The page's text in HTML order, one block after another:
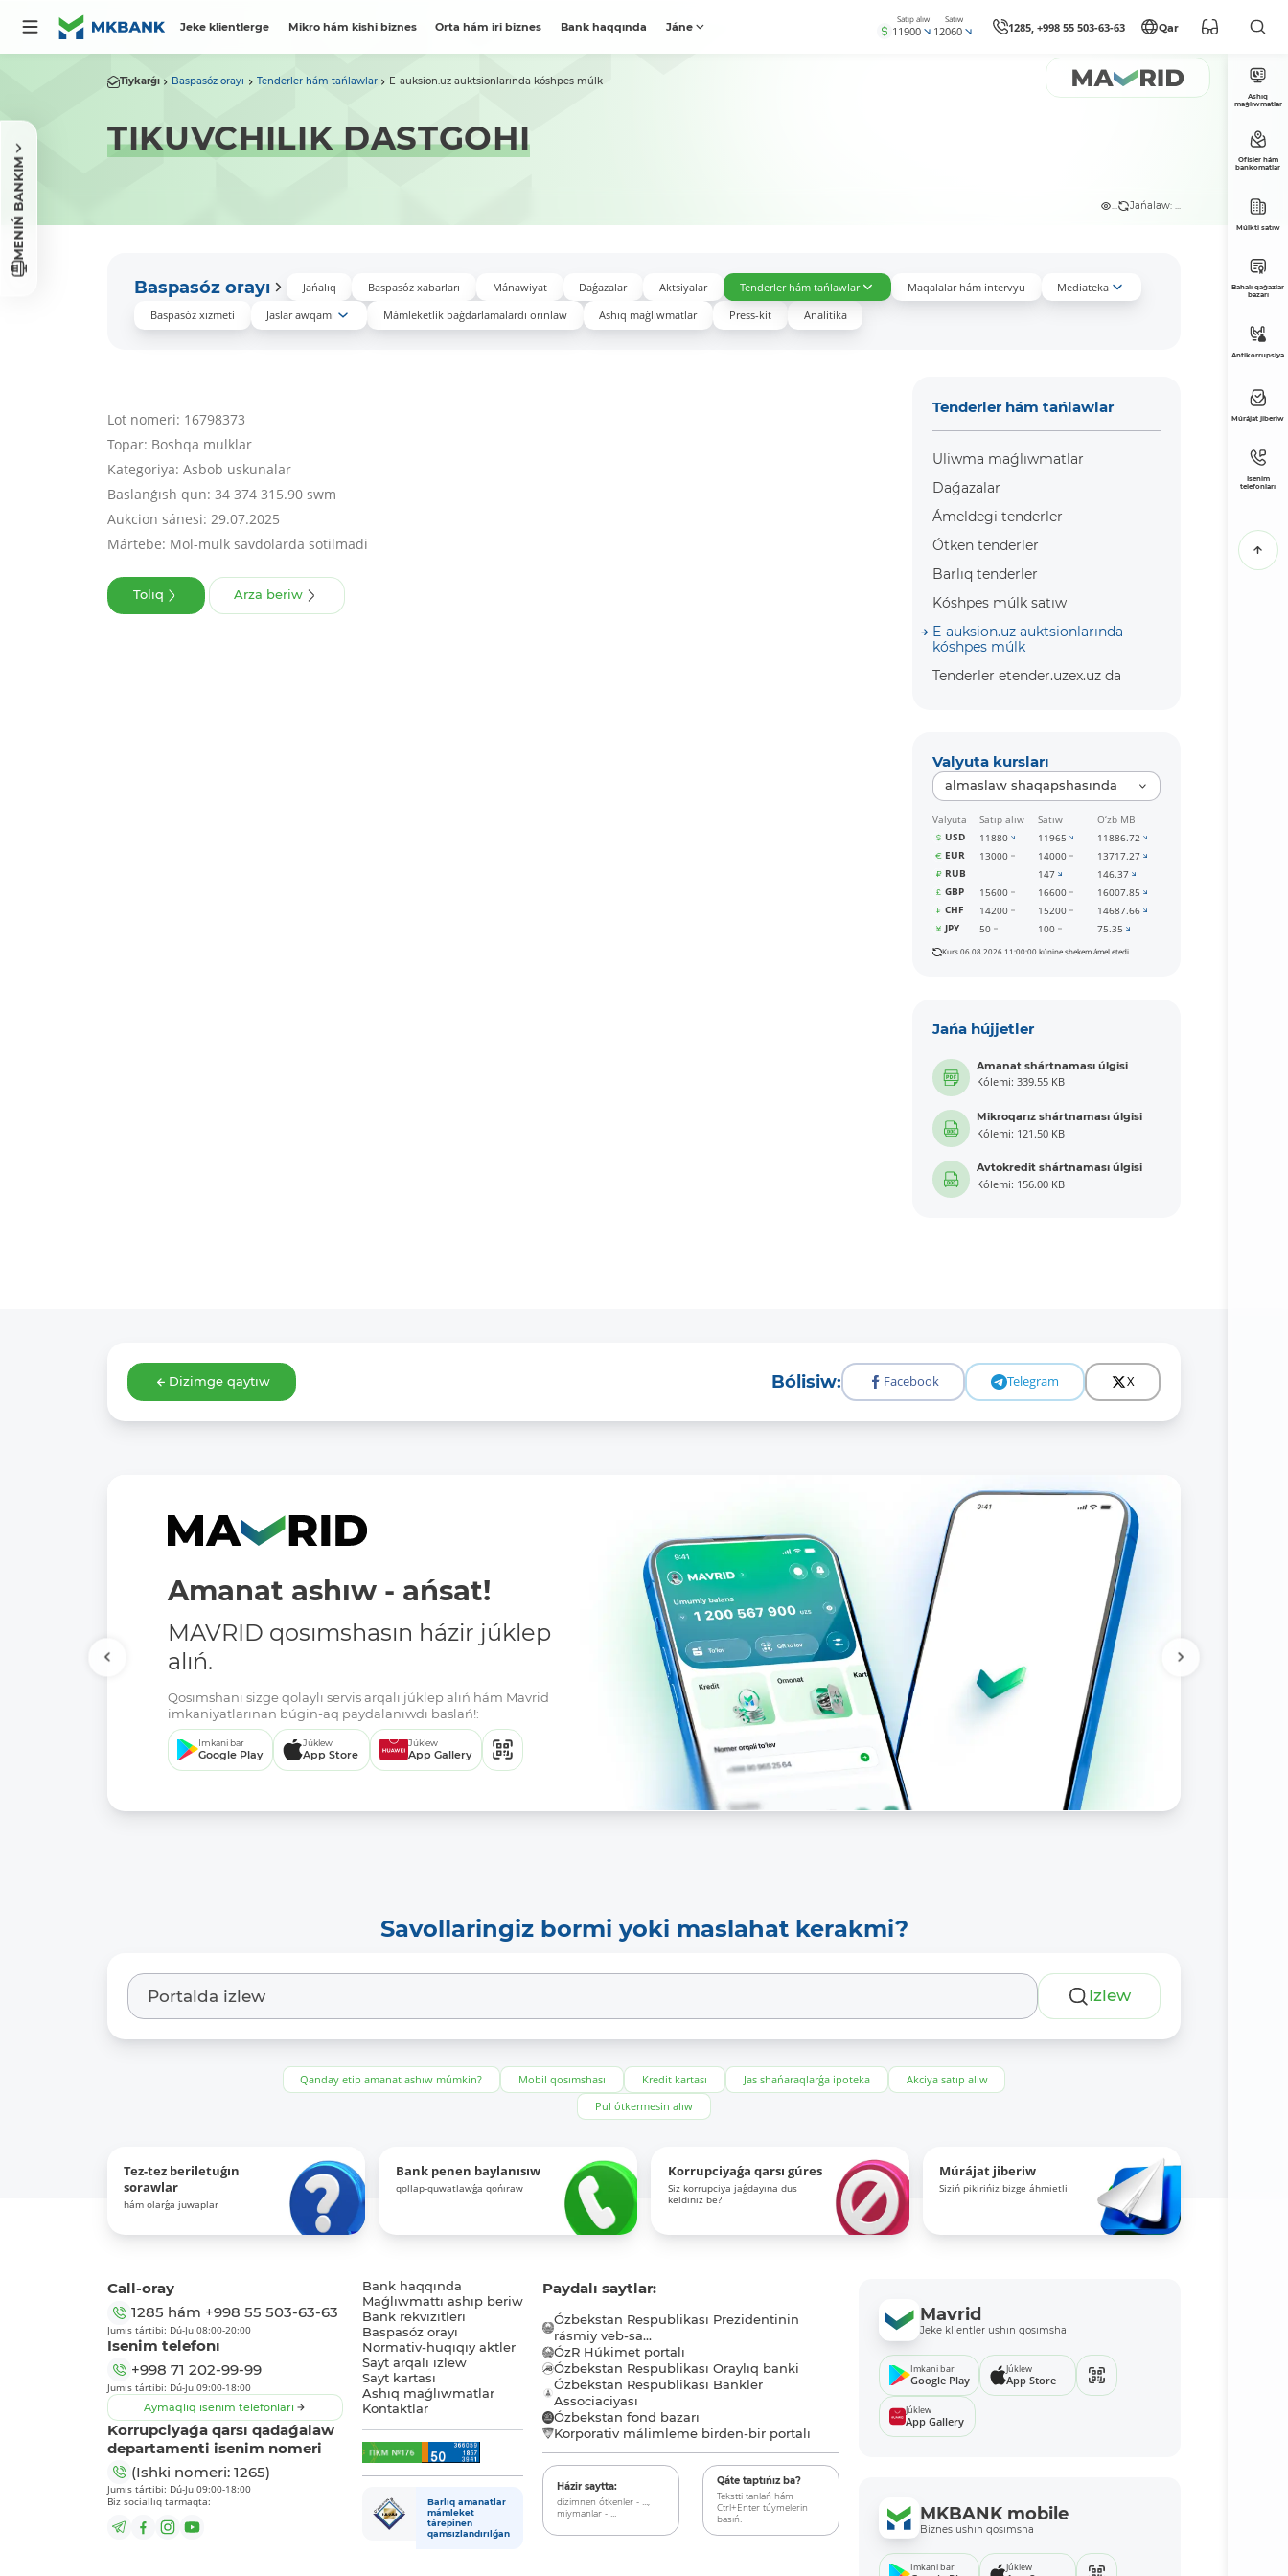
Jeke klientlerge Mikro hám kishi biznes Orta hám iri biznes Bank haqqında Jáne
Satıp alıw
11900
Satıw
12060 1285, +998 55 503-63-63 Qar
MENIŃ BANKIM
Tiykarǵı Baspasóz orayı Tenderler hám tańlawlar E-auksion.uz auktsionlarında kóshpes múlk
TIKUVCHILIK DASTGOHI
... Jańalaw: ...
Baspasóz orayı Jańalıq Baspasóz xabarları Mánawiyat Daǵazalar Aktsiyalar Tenderler hám tańlawlar Maqalalar hám intervyu
Mediateka
Baspasóz xızmeti
Jaslar awqamı Mámleketlik baǵdarlamalardı orınlaw Ashıq maǵlıwmatlar Press-kit Analitika
Lot nomeri: 16798373
Topar: Boshqa mulklar
Kategoriya: Asbob uskunalar
Baslanǵısh qun: 34 374 315.90 swm
Aukcion sánesi: 29.07.2025
Mártebe: Mol-mulk savdolarda sotilmadi
Tolıq Arza beriw
Tenderler hám tańlawlar
Uliwma maǵlıwmatlar
Daǵazalar
Ámeldegi tenderler
Ótken tenderler
Barlıq tenderler
Kóshpes múlk satıw
E-auksion.uz auktsionlarında
kóshpes múlk
Tenderler etender.uzex.uz da
Valyuta kursları
almaslaw shaqapshasında
Valyuta Satıp alıw Satıw
O‘zb MB
USD
11880 11965
11886.72
EUR
13000 14000
13717.27
RUB
147
146.37
GBP
15600 16600
16007.85
CHF
14200 15200
14687.66
JPY
50 100 75.35
Kurs 06.08.2026 11:00:00 kúnine shekem ámel etedi
Jańa hújjetler
Amanat shártnaması úlgisi
Kólemi: 339.55 KB
Mikroqarız shártnaması úlgisi
Kólemi: 121.50 KB
Avtokredit shártnaması úlgisi
Kólemi: 156.00 KB
Dizimge qaytıw Bólisiw: Facebook Telegram X
Amanat ashıw - ańsat!
MAVRID qosımshasın házir júklep
alıń.
Qosımshanı sizge qolaylı servis arqalı júklep alıń hám Mavrid
imkaniyatlarınan búgin-aq paydalanıwdı baslań!:
Imkani bar
Google Play
Júklew
App Store
Júklew
App Gallery
Savollaringiz bormi yoki maslahat kerakmi?
Izlew
Qanday etip amanat ashıw múmkin? Mobil qosımshası Kredit kartası Jas shańaraqlarǵa ipoteka
Akciya satıp alıw
Pul ótkermesin alıw
Tez-tez beriletuǵın
sorawlar
hám olarǵa juwaplar
Bank penen baylanısıw
qollap-quwatlawǵa qońıraw
Korrupciyaǵa qarsı gúres
Siz korrupciya jaǵdayına dus
keldiniz be?
Múrájat jiberiw
Siziń pikirińiz bizge áhmietli
Ashıq
maǵlıwmatlar
Ofisler hám
bankomatlar
Múlkti satıw
Bahalı qaǵazlar
bazarı
Antikorrupsiya
Múrájat jiberiw
Isenim
telefonları
Call-oray
1285 hám +998 55 503-63-63
Jumıs tártibi: Dú-Ju 08:00-20:00
Isenim telefonı
+998 71 202-99-99
Jumıs tártibi: Dú-Ju 09:00-18:00
Aymaqlıq isenim telefonları
Korrupciyaǵa qarsı qadaǵalaw
departamenti isenim nomeri
(Ishki nomeri: 1265)
Jumıs tártibi: Dú-Ju 09:00-18:00
Biz sociallıq tarmaqta:
Bank haqqında
Maǵlıwmattı ashıp beriw
Bank rekvizitleri
Baspasóz orayı
Normativ-huqıqıy aktler
Sayt arqalı izlew
Sayt kartası
Ashıq maǵlıwmatlar
Kontaktlar
Barlıq amanatlar
mámleket
tárepinen
qamsızlandırılǵan
Paydalı saytlar:
Ózbekstan Respublikası Prezidentinin
rásmiy veb-sa...
ÓzR Húkimet portalı
Ózbekstan Respublikası Oraylıq banki
Ózbekstan Respublikası Bankler
Associaciyası
Ózbekstan fond bazarı
Korporativ málimleme birden-bir portalı
Házir saytta:
dizimnen ótkenler - ...,
miymanlar - ...
Qáte taptıńız ba?
Tekstti tanlań hám
Ctrl+Enter túymelerin
basıń.
Mavrid
Jeke klientler ushın qosımsha
Imkani bar
Google Play
Júklew
App Store
Júklew
App Gallery
MKBANK mobile
Biznes ushın qosımsha
Imkani bar Júklew